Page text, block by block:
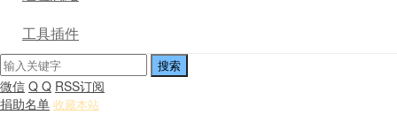
工具插件
微信 Q Q RSS订阅
捐助名单 收藏本站